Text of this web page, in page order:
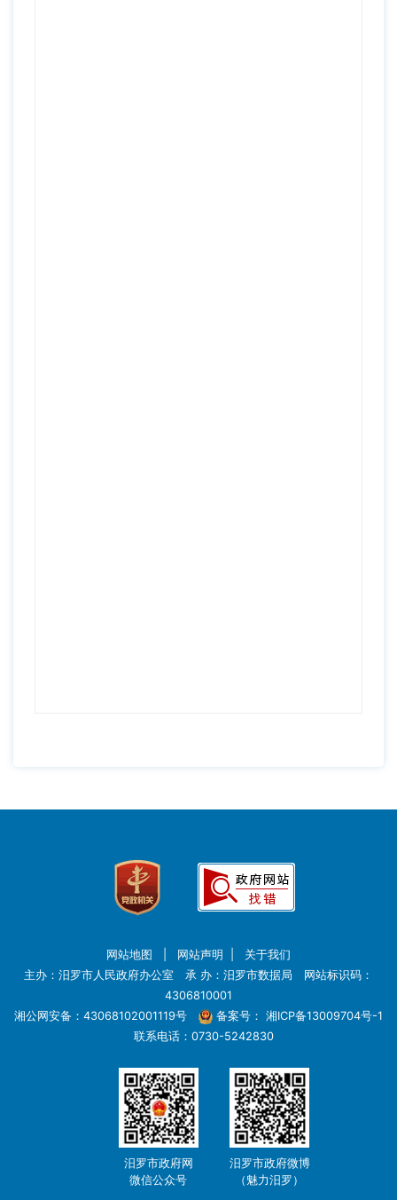
网站地图 网站声明
关于我们
主办：汨罗市人民政府办公室 承 办：汨罗市数据局 网站标识码：
4306810001
湘公网安备：43068102001119号
备案号： 湘ICP备13009704号-1
联系电话：0730-5242830
汨罗市政府网
微信公众号
汨罗市政府微博
（魅力汨罗）